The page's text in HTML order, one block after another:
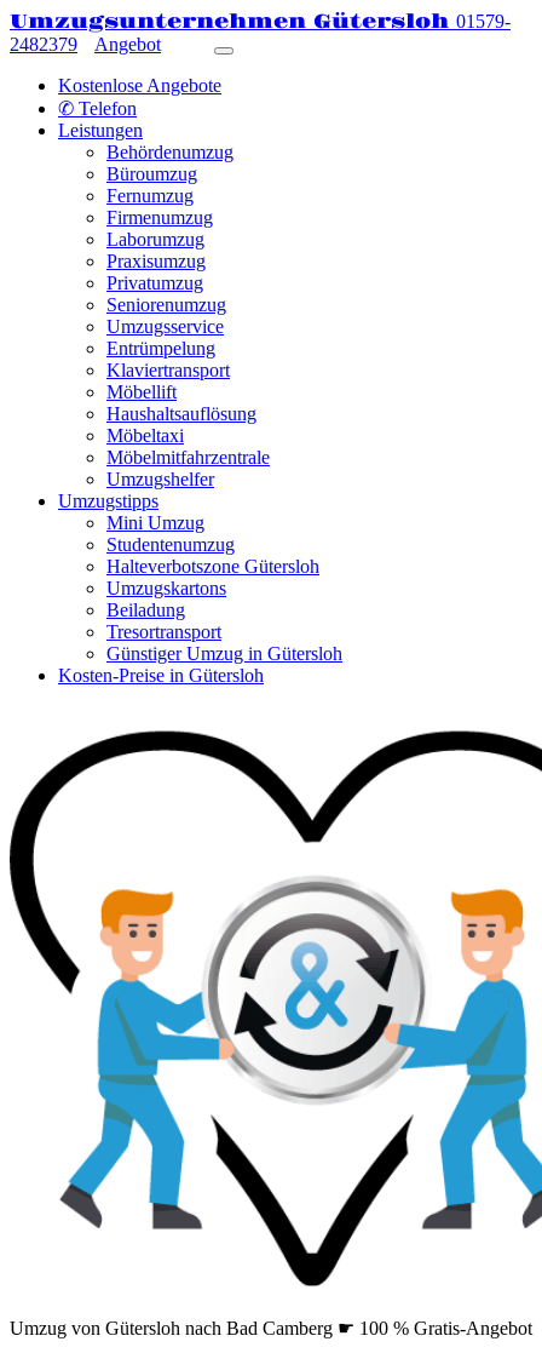
Umzugsunternehmen Gütersloh 01579-
2482379
Angebot
Kostenlose Angebote
✆ Telefon
Leistungen
Behördenumzug
Büroumzug
Fernumzug
Firmenumzug
Laborumzug
Praxisumzug
Privatumzug
Seniorenumzug
Umzugsservice
Entrümpelung
Klaviertransport
Möbellift
Haushaltsauflösung
Möbeltaxi
Möbelmitfahrzentrale
Umzugshelfer
Umzugstipps
Mini Umzug
Studentenumzug
Halteverbotszone Gütersloh
Umzugskartons
Beiladung
Tresortransport
Günstiger Umzug in Gütersloh
Kosten-Preise in Gütersloh
Umzug von Gütersloh nach Bad Camberg ☛ 100 % Gratis-Angebot